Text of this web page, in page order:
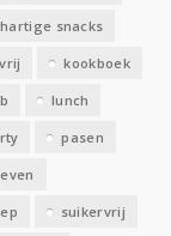
hartige snacks
kookboek
lunch
pasen
suikervrij